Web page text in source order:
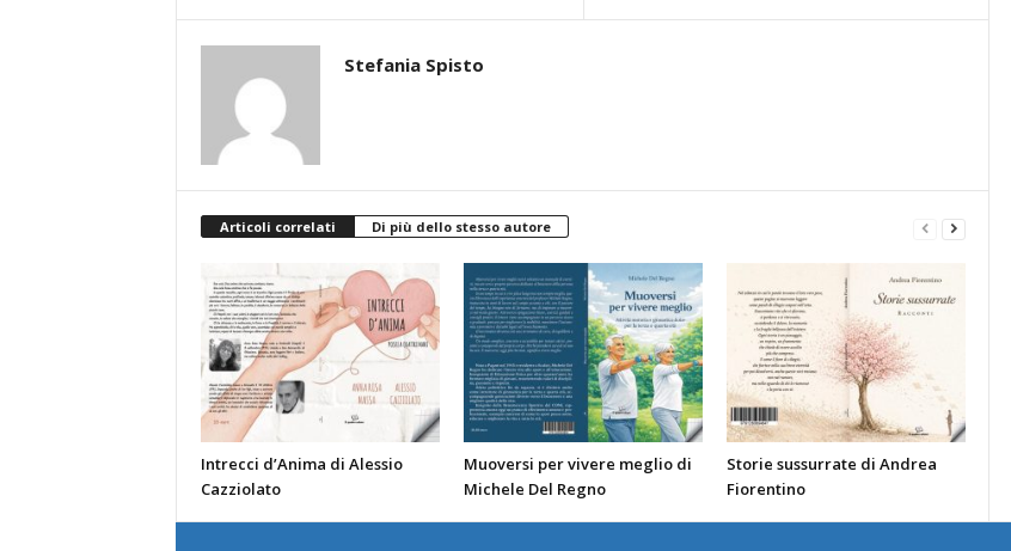
Stefania Spisto
Articoli correlati Di più dello stesso autore
Intrecci d’Anima di Alessio
Cazziolato
Muoversi per vivere meglio di
Michele Del Regno
Storie sussurrate di Andrea
Fiorentino